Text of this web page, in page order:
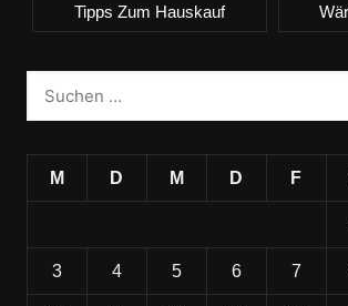
Tipps Zum Hauskauf
M D M D F
3 4 5 6 7